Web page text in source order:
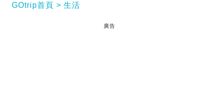
GOtrip首頁 生活
廣告